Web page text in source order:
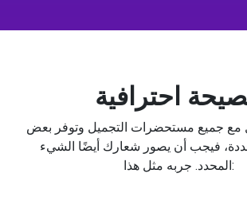
مع جميع مستحضرات التجميل وتوفر بعض
فيجب أن يصور شعارك أيضًا الشيء
المحدد. جربه مثل هذا: